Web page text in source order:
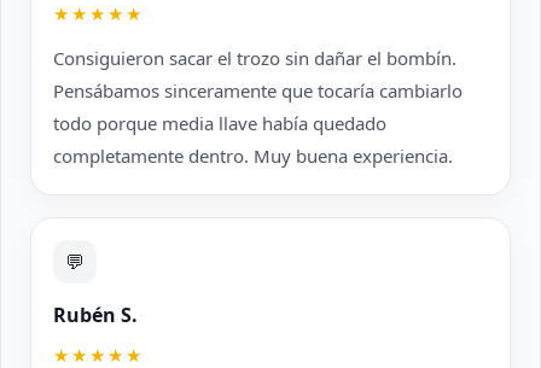
★★★★★
Consiguieron sacar el trozo sin dañar el bombín.
Pensábamos sinceramente que tocaría cambiarlo
todo porque media llave había quedado
completamente dentro. Muy buena experiencia.
💬
Rubén S.
★★★★★